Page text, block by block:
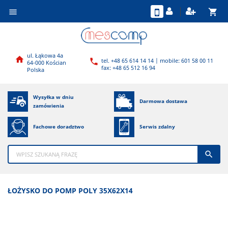
 shopping_cart
 ul. Łąkowa 4a
64-000 Kościan
Polska
 tel. +48 65 614 14 14 | mobile: 601 58 00 11
fax: +48 65 512 16 94
Wysyłka w dniu
zamówienia
Darmowa dostawa
Fachowe doradztwo Serwis zdalny

ŁOŻYSKO DO POMP POLY 35X62X14